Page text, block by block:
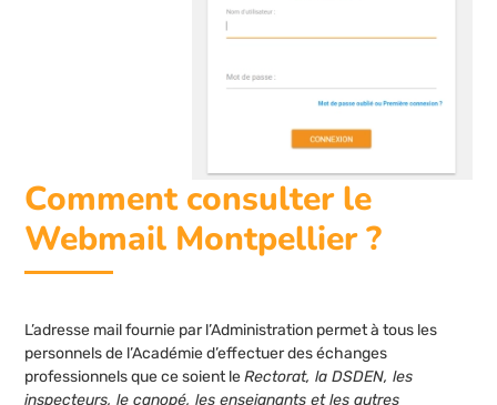
Comment consulter le
Webmail Montpellier ?
L’adresse mail fournie par l’Administration permet à tous les
personnels de l’Académie d’effectuer des échanges
professionnels que ce soient leRectorat, la DSDEN, les
inspecteurs, le canopé, les enseignants et les autres